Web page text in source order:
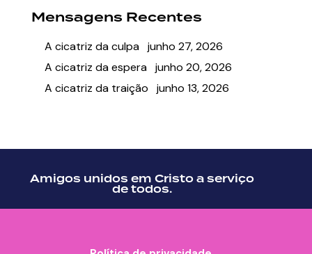
Mensagens Recentes
A cicatriz da culpa junho 27, 2026
A cicatriz da espera junho 20, 2026
A cicatriz da traição
junho 13, 2026
Amigos unidos em Cristo a serviço
de todos.